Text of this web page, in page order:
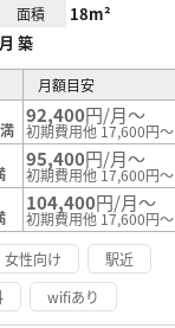
面積 18m²
築
月額目安
92,400円/月～
初期費用他 17,600円～
95,400円/月～
初期費用他 17,600円～
104,400円/月～
初期費用他 17,600円～
女性向け
駅近
wifiあり